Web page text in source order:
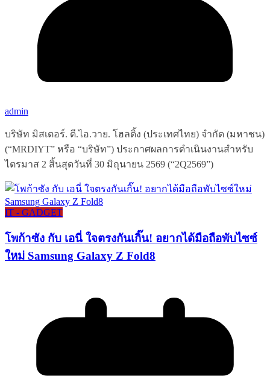
admin
บริษัท มิสเตอร์. ดี.ไอ.วาย. โฮลดิ้ง (ประเทศไทย) จำกัด (มหาชน)
(“MRDIYT” หรือ “บริษัท”) ประกาศผลการดำเนินงานสำหรับ
ไตรมาส 2 สิ้นสุดวันที่ 30 มิถุนายน 2569 (“2Q2569”)
IT - GADGET
โพก้าซัง กับ เอนี่ ใจตรงกันเกิ๊น! อยากได้มือถือพับไซซ์
ใหม่ Samsung Galaxy Z Fold8